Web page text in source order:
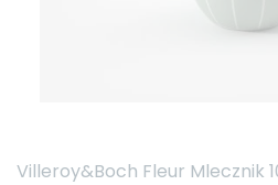
Villeroy&Boch Fleur Mlecznik